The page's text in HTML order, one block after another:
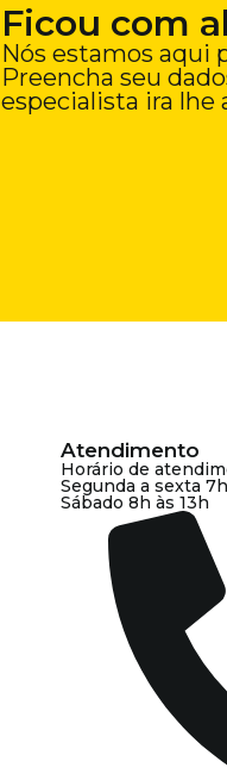
Ficou com
Nós estamos aqui
Preencha seu
especialista ira lhe
Atendimento
Horário de
Segunda a sexta
Sábado 8h às 13h